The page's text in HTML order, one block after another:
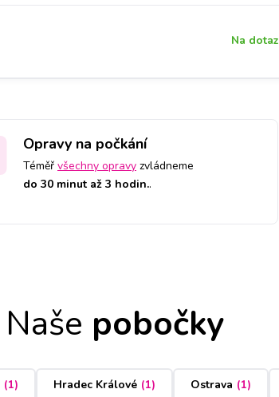
Na dotaz
Opravy na počkání
Téměř všechny opravy zvládneme
do 30 minut až 3 hodin..
Naše pobočky
(1) Hradec Králové (1) Ostrava (1)